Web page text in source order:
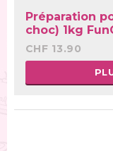
Préparation
choc) 1kg
CHF 13.90